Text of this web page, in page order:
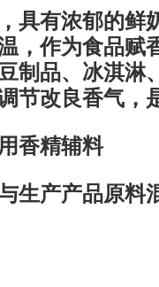
具有浓郁的鲜
，作为食品赋
制品、冰淇淋
节改良香气，
香精辅料
生产产品原料